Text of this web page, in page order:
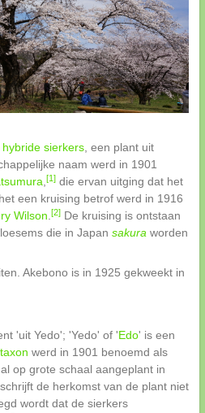
hybride sierkers, een plant uit
naam werd in 1901
,[1]die ervan uitging dat het
een kruising betrof werd in 1916
Wilson.[2]De kruising is ontstaan
die in Japan sakuraworden
Akebono is in 1925 gekweekt in
'uit Yedo'; 'Yedo' of 'Edo' is een
taxon werd in 1901 benoemd als
op grote schaal aangeplant in
de herkomst van de plant niet
wordt dat de sierkers